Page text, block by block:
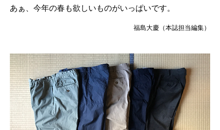
あぁ、今年の春も欲しいものがいっぱいです。
福島大慶（本誌担当編集）